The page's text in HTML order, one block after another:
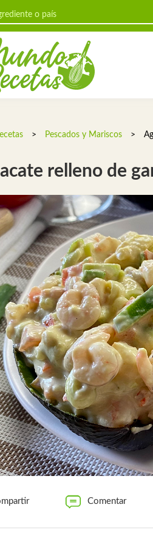
> Pescados y Mariscos >
relleno de
Comentar